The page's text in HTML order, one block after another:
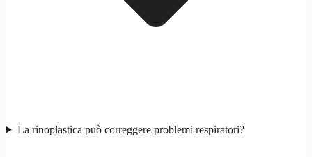
La rinoplastica può correggere problemi respiratori?